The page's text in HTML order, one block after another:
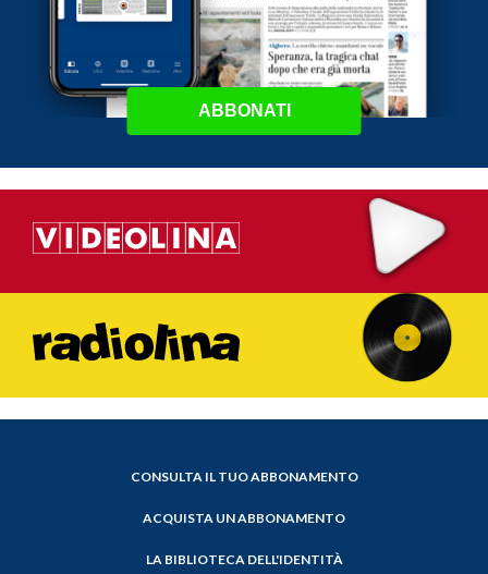
ABBONATI
CONSULTA IL TUO ABBONAMENTO
ACQUISTA UN ABBONAMENTO
LA BIBLIOTECA DELL'IDENTITÀ